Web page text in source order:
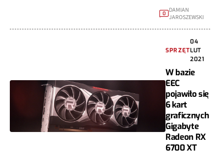
0
DAMIAN
JAROSZEWSKI
SPRZĘT
04
LUT
2021
W bazie
EEC
pojawiło się
6 kart
graficznych
Gigabyte
Radeon RX
6700 XT